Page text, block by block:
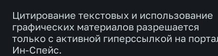
Цитирование текстовых и использование
графических материалов разрешается
только с активной гиперссылкой на
Ин-Спейс.